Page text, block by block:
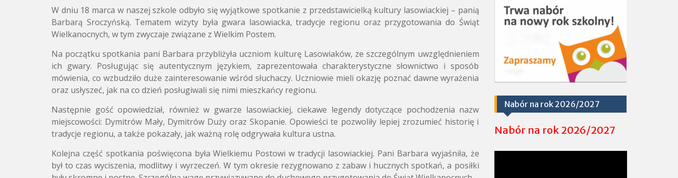
W dniu 18 marca w naszej szkole odbyło się wyjątkowe spotkanie z przedstawicielką kultury lasowiackiej – panią
Barbarą Sroczyńską. Tematem wizyty była gwara lasowiacka, tradycje regionu oraz przygotowania do Świąt
Wielkanocnych, w tym zwyczaje związane z Wielkim Postem.
Na początku spotkania pani Barbara przybliżyła uczniom kulturę Lasowiaków, ze szczególnym uwzględnieniem
ich gwary. Posługując się autentycznym językiem, zaprezentowała charakterystyczne słownictwo i sposób
mówienia, co wzbudziło duże zainteresowanie wśród słuchaczy. Uczniowie mieli okazję poznać dawne wyrażenia
oraz usłyszeć, jak na co dzień posługiwali się nimi mieszkańcy regionu.
Następnie gość opowiedział, również w gwarze lasowiackiej, ciekawe legendy dotyczące pochodzenia nazw
miejscowości: Dymitrów Mały, Dymitrów Duży oraz Skopanie. Opowieści te pozwoliły lepiej zrozumieć historię i
tradycje regionu, a także pokazały, jak ważną rolę odgrywała kultura ustna.
Kolejna część spotkania poświęcona była Wielkiemu Postowi w tradycji lasowiackiej. Pani Barbara wyjaśniła, że
był to czas wyciszenia, modlitwy i wyrzeczeń. W tym okresie rezygnowano z zabaw i hucznych spotkań, a posiłki
Nabór na rok 2026/2027
Nabór na rok 2026/2027